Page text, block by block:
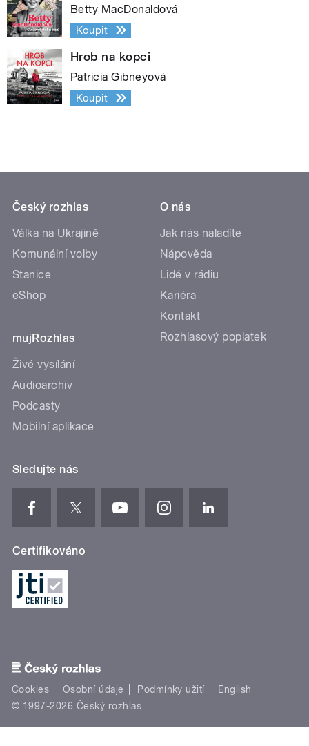
Betty MacDonaldová
Koupit
Hrob na kopci
Patricia Gibneyová
Koupit
Český rozhlas
Válka na Ukrajině
Komunální volby
Stanice
eShop
mujRozhlas
Živé vysílání
Audioarchiv
Podcasty
Mobilní aplikace
O nás
Jak nás naladíte
Nápověda
Lidé v rádiu
Kariéra
Kontakt
Rozhlasový poplatek
Sledujte nás
Certifikováno
Cookies Osobní údaje Podmínky užití
English
© 1997-2026 Český rozhlas